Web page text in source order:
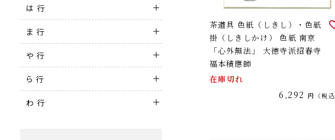
は 行
ま 行
や 行
ら 行
わ 行
茶道具 色紙（しきし）・色紙
掛（しきしかけ） 色紙 南京
「心外無法」 大徳寺派招春寺
福本積應師
在庫切れ
6,292 税込